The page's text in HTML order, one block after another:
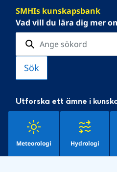
SMHIs kunskapsbank
Vad vill du lära dig mer
Utforska ett ämne i
Meteorologi Hydrologi